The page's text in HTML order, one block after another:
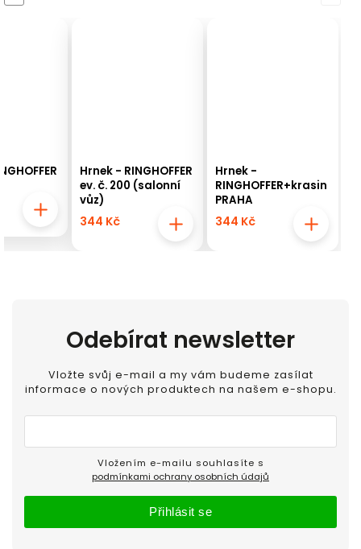
Hrnek - RINGHOFFER
ev. č. 200 (salonní
vůz)
344 Kč
Hrnek -
RINGHOFFER+krasin
PRAHA
344 Kč
Odebírat newsletter
Vložte svůj e-mail a my vám budeme zasílat
informace o nových produktech na našem e-shopu.
podmínkami ochrany osobních údajů
Přihlásit se